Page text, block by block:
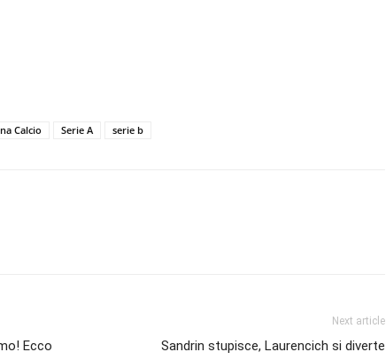
Calcio Serie A serie b
Ecco
Next article
Sandrin stupisce, Laurencich si diverte